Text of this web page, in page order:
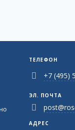
ТЕЛЕФОН
+7 (495)
ЭЛ. ПОЧТА
АДРЕС